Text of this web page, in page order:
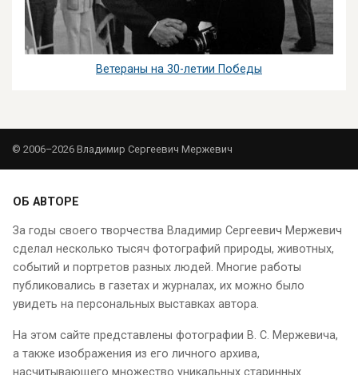
Ветераны на 30-летии Победы
© 2006–2026 Владимир Сергеевич Мержевич
ОБ АВТОРЕ
За годы своего творчества Владимир Сергеевич Мержевич
сделал несколько тысяч фотографий природы, животных,
событий и портретов разных людей. Многие работы
публиковались в газетах и журналах, их можно было
увидеть на персональных выставках автора.
На этом сайте представлены фотографии В. С. Мержевича,
а также изображения из его личного архива,